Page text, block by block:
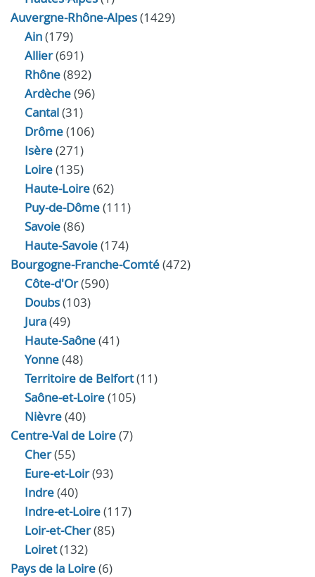
Auvergne-Rhône-Alpes(1429)
Ain(179)
Allier(691)
Rhône(892)
Ardèche(96)
Cantal(31)
Drôme(106)
Isère(271)
Loire(135)
Haute-Loire(62)
Puy-de-Dôme(111)
Savoie(86)
Haute-Savoie(174)
Bourgogne-Franche-Comté(472)
Côte-d'Or(590)
Doubs(103)
Jura(49)
Haute‑Saône(41)
Yonne(48)
Territoire de Belfort(11)
Saône-et-Loire(105)
Nièvre(40)
Centre-Val de Loire(7)
Cher(55)
Eure‑et‑Loir(93)
Indre(40)
Indre‑et‑Loire(117)
Loir‑et‑Cher(85)
Loiret(132)
Pays de la Loire(6)